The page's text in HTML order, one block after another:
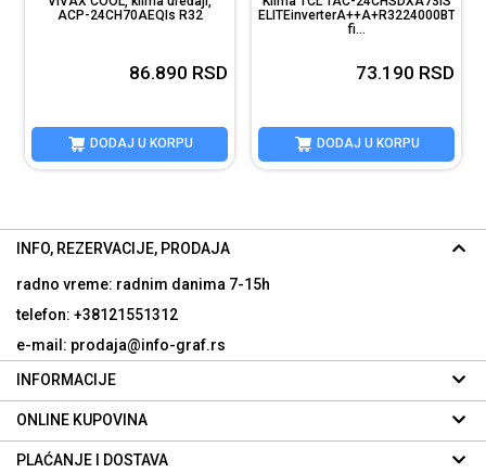
ACP-24CH70AEQIs R32
86.890 RSD
DODAJ U KORPU
fi...
73.190 RSD
DODAJ U KORPU
INFO, REZERVACIJE, PRODAJA
radno vreme: radnim danima 7-15h
telefon: +38121551312
e-mail: prodaja@info-graf.rs
INFORMACIJE
ONLINE KUPOVINA
PLAĆANJE I DOSTAVA